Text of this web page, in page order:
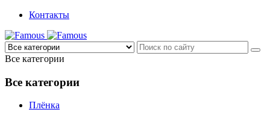
Контакты
Все категории
Все категории
Плёнка